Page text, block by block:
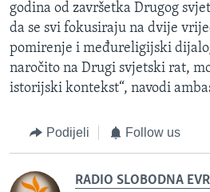
godina od završetka Drugog
da se svi fokusiraju na dvije
pomirenje i međureligijski
naročito na Drugi svjetski rat,
istorijski kontekst“, navodi
Podijeli Follow us
RADIO SLOBODNA